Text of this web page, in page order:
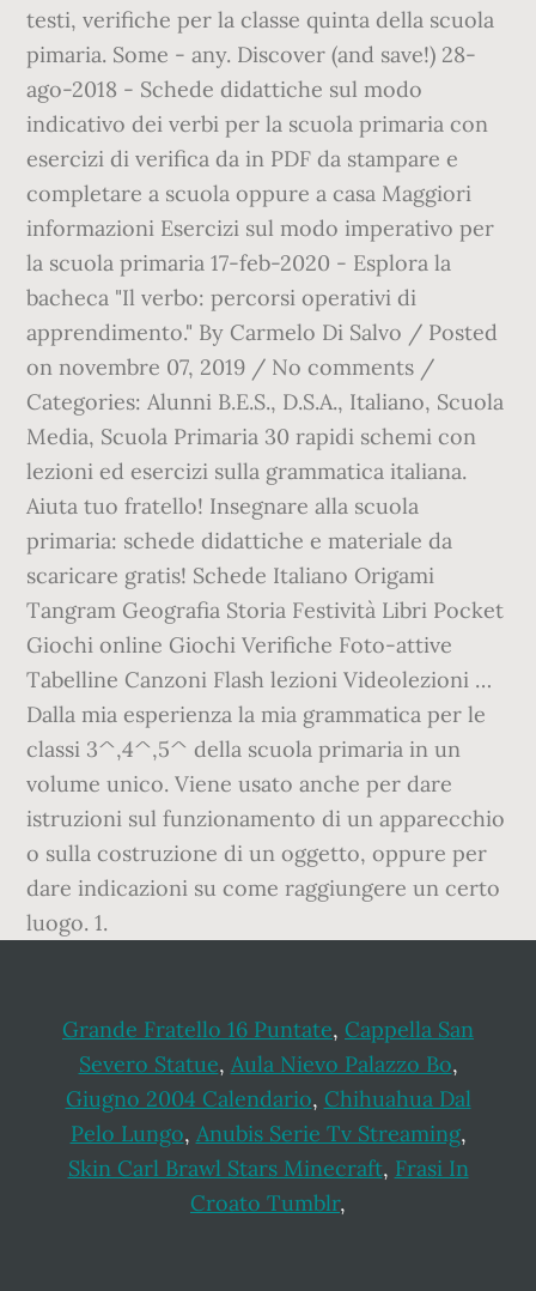
testi, verifiche per la classe quinta della scuola
pimaria. Some - any. Discover (and save!) 28-
ago-2018 - Schede didattiche sul modo
indicativo dei verbi per la scuola primaria con
esercizi di verifica da in PDF da stampare e
completare a scuola oppure a casa Maggiori
informazioni Esercizi sul modo imperativo per
la scuola primaria 17-feb-2020 - Esplora la
bacheca "Il verbo: percorsi operativi di
apprendimento." By Carmelo Di Salvo / Posted
on novembre 07, 2019 / No comments /
Categories: Alunni B.E.S., D.S.A., Italiano, Scuola
Media, Scuola Primaria 30 rapidi schemi con
lezioni ed esercizi sulla grammatica italiana.
Aiuta tuo fratello! Insegnare alla scuola
primaria: schede didattiche e materiale da
scaricare gratis! Schede Italiano Origami
Tangram Geografia Storia Festività Libri Pocket
Giochi online Giochi Verifiche Foto-attive
Tabelline Canzoni Flash lezioni Videolezioni …
Dalla mia esperienza la mia grammatica per le
classi 3^,4^,5^ della scuola primaria in un
volume unico. Viene usato anche per dare
istruzioni sul funzionamento di un apparecchio
o sulla costruzione di un oggetto, oppure per
dare indicazioni su come raggiungere un certo
luogo. 1.
Grande Fratello 16 Puntate, Cappella San
Severo Statue, Aula Nievo Palazzo Bo,
Giugno 2004 Calendario, Chihuahua Dal
Pelo Lungo, Anubis Serie Tv Streaming,
Skin Carl Brawl Stars Minecraft, Frasi In
Croato Tumblr,